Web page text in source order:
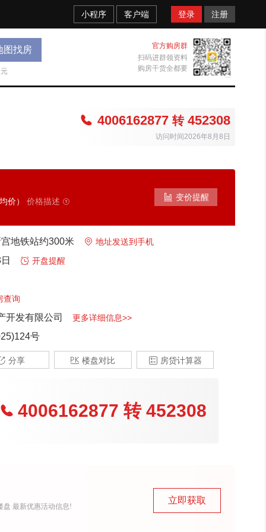
小程序 客户端 登录 注册
图找房
官方购房群
扫码进群领资料
购房干货全都要
 4006162877 转452308
访问时间2026年8月8日
价） 价格描述   变价提醒
地铁站约300米  地址发送到手机
 开盘提醒
查询
开发有限公司 更多详细信息>>
号
分享  楼盘对比  房贷计算器
 4006162877 转452308
盘 最新优惠活动信息!
立即获取